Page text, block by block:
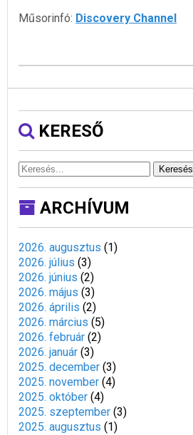
Műsorinfó: Discovery Channel
KERESŐ
Keresés
ARCHÍVUM
2026. augusztus (1)
2026. július (3)
2026. június (2)
2026. május (3)
2026. április (2)
2026. március (5)
2026. február (2)
2026. január (3)
2025. december (3)
2025. november (4)
2025. október (4)
2025. szeptember (3)
2025. augusztus (1)